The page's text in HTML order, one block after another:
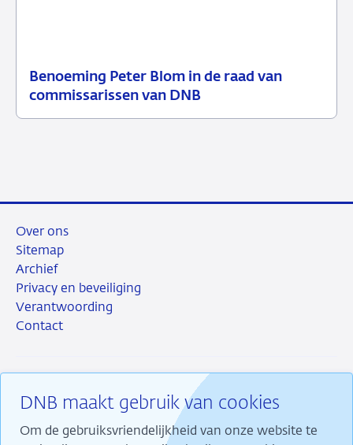
Benoeming Peter Blom in de raad van
commissarissen van DNB
19
Persbericht
DNB maakt gebruik van cookies
Om de gebruiksvriendelijkheid van onze website te
Over ons
Sitemap
Archief
Privacy en beveiliging
Verantwoording
Contact
RSS InstagramLinkedin
X